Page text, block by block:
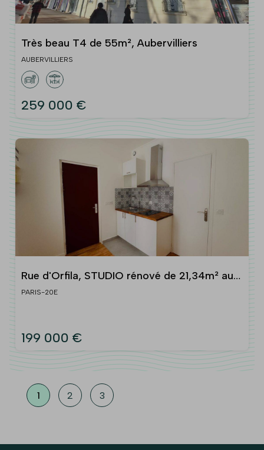
Très beau T4 de 55m², Aubervilliers
AUBERVILLIERS
259 000 €
Rue d'Orfila, STUDIO rénové de 21,34m² au
RDC
PARIS-20E
199 000 €
1 2 3